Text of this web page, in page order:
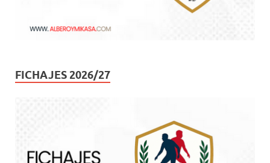
FICHAJES 2026/27